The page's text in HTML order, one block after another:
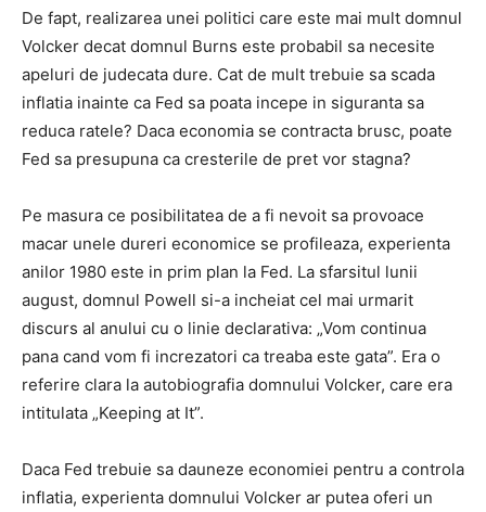
De fapt, realizarea unei politici care este mai mult domnul
Volcker decat domnul Burns este probabil sa necesite
apeluri de judecata dure. Cat de mult trebuie sa scada
inflatia inainte ca Fed sa poata incepe in siguranta sa
reduca ratele? Daca economia se contracta brusc, poate
Fed sa presupuna ca cresterile de pret vor stagna?
Pe masura ce posibilitatea de a fi nevoit sa provoace
macar unele dureri economice se profileaza, experienta
anilor 1980 este in prim plan la Fed. La sfarsitul lunii
august, domnul Powell si-a incheiat cel mai urmarit
discurs al anului cu o linie declarativa: „Vom continua
pana cand vom fi increzatori ca treaba este gata”. Era o
referire clara la autobiografia domnului Volcker, care era
intitulata „Keeping at It”.
Daca Fed trebuie sa dauneze economiei pentru a controla
inflatia, experienta domnului Volcker ar putea oferi un